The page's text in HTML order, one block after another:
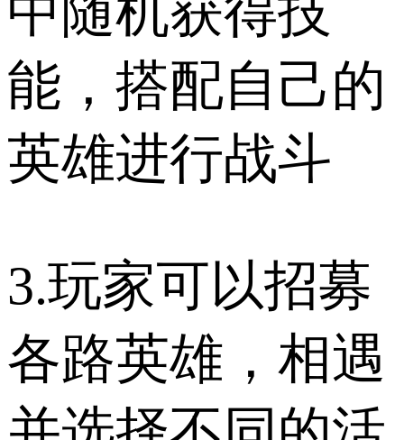
中随机获得技
能，搭配自己的
英雄进行战斗
3.玩家可以招募
各路英雄，相遇